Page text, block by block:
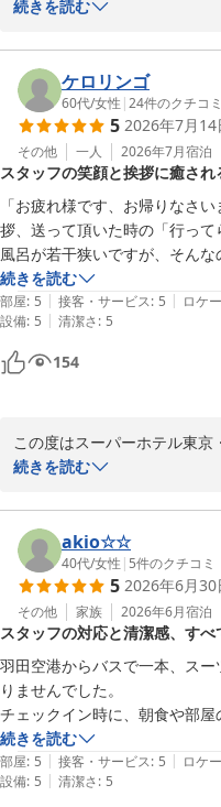
高濃度炭酸泉 梅屋敷の湯
2026-08-01
炭酸泉の質も良く、満足。
洗い場が3人分しかなく、宿泊
浸かれる人数も、快適に入る
朝はテレビ表示がずっと「混雑
→ 同じ目的の人が多く、混雑
3. 部屋（ユニットバス）
ユニットバスに段差があるのが
浴室自体も狭めで、快適さはや
4. ホテルへのアクセス
大きな看板が遠くから見える
焼き立てパンが売りで、パン好
● 気になった点
「トースターで焼くべきか」
い。
→ 案内があると親切だと感じ
ホテル朝食でパンを敬遠する理
“焼く作業が混雑を生むため、
から。
りがとうございます。
炭酸泉の混雑や浴場のキャ
朝食パンの案内表示など、
し上げます。混雑緩和やより
参考とさせていただきます。
一方で、炭酸泉の質や設備の
く拝読いたしました。スタ
よりの励みとなります。また
さや、焼き立てパンの朝食に
ざいます。
高濃度人工炭酸泉「梅屋敷の
るのが特徴です。当ホテルは
く、羽田空港からのアクセス
貴重なご意見をいただき感
な夏を迎え、日差しの強い日
ください。次回もお越しいた
スーパーホテル東京・JR蒲田
高濃度炭酸泉 梅屋敷の湯
2026-07-18
続きを読む
ケロリンゴ
60代/女性 |24件のクチコミ
5 2026年7月14
その他 一人 2026年7月宿泊
スタッフの笑顔と挨拶に癒され
「お疲れ様です、お帰りなさ
拶、送って頂いた時の「行っ
風呂が若干狭いですが、そん
す😊自分へのご褒美です＼(^o^)
続きを読む
部屋: 5 | 接客・サービス: 5 | ロケ
設備: 5 | 清潔さ: 5
154
この度はスーパーホテル東京
だき、誠にありがとうござい
スタッフの笑顔や挨拶がお
と、心より嬉しく拝見いた
さいませ」「行ってらっしゃ
見送りできたことが思い出と
な励みです。
また、お風呂の広さにつき
ません。それにも関わらず前
ことに感謝の気持ちでいっ
屋敷の湯」は、旅の疲れを癒
季節は夏本番となり、東京で
続きを読む
akio☆☆
40代/女性 | 5件のクチコミ
5 2026年6月30
その他 家族 2026年6月宿泊
スタッフの対応と清潔感、すべ
羽田空港からバスで一本、ス
りませんでした。
チェックイン時に、朝食や部
がわかりやすく、丁寧で親切で
受付してくださった方だけでな
も対応がよく、責任者の方の指
続きを読む
部屋: 5 | 接客・サービス: 5 | ロケ
設備: 5 | 清潔さ: 5